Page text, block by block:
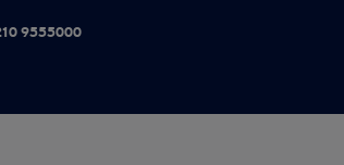
9555000